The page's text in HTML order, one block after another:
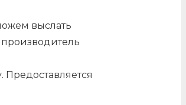
выслать